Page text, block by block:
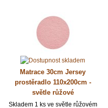
Matrace 30cm Jersey
prostěradlo 110x200cm -
světle růžové
Skladem 1 ks ve světle růžovém